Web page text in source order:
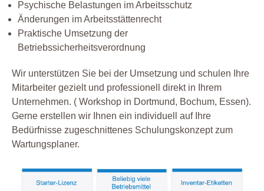
Psychische Belastungen im Arbeitsschutz
Änderungen im Arbeitsstättenrecht
Praktische Umsetzung der
Betriebssicherheitsverordnung
Wir unterstützen Sie bei der Umsetzung und schulen Ihre
Mitarbeiter gezielt und professionell direkt in Ihrem
Unternehmen. ( Workshop in Dortmund, Bochum, Essen).
Gerne erstellen wir Ihnen ein individuell auf Ihre
Bedürfnisse zugeschnittenes Schulungskonzept zum
Wartungsplaner.